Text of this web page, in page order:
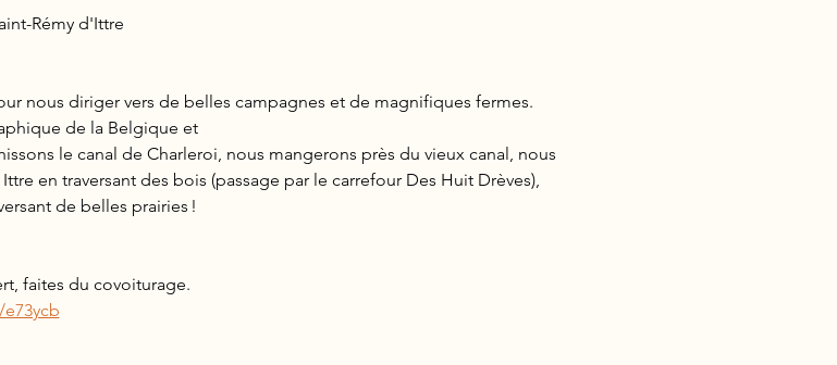
Rémy d'Ittre
nous diriger vers de belles campagnes et de magnifiques fermes.
de la Belgique et
en traversant des bois (passage par le carrefour Des Huit Drèves),
de belles prairies !
faites du covoiturage.